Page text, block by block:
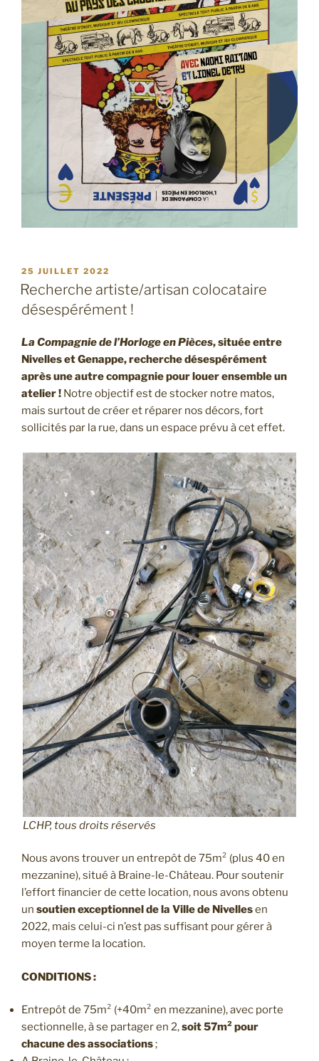
PUBLIÉ
LE
25 JUILLET 2022
Recherche artiste/artisan colocataire
désespérément !
La Compagnie de l’Horloge en Pièces, située entre
Nivelles et Genappe, recherche désespérément
après une autre compagnie pour louer ensemble un
atelier ! Notre objectif est de stocker notre matos,
mais surtout de créer et réparer nos décors, fort
sollicités par la rue, dans un espace prévu à cet effet.
LCHP, tous droits réservés
Nous avons trouver un entrepôt de 75m² (plus 40 en
mezzanine), situé à Braine-le-Château. Pour soutenir
l’effort financier de cette location, nous avons obtenu
un soutien exceptionnel de la Ville de Nivellesen
2022, mais celui-ci n’est pas suffisant pour gérer à
moyen terme la location.
CONDITIONS :
Entrepôt de 75m² (+40m² en mezzanine), avec porte
sectionnelle, à se partager en 2,soit 57m² pour
chacune des associations;